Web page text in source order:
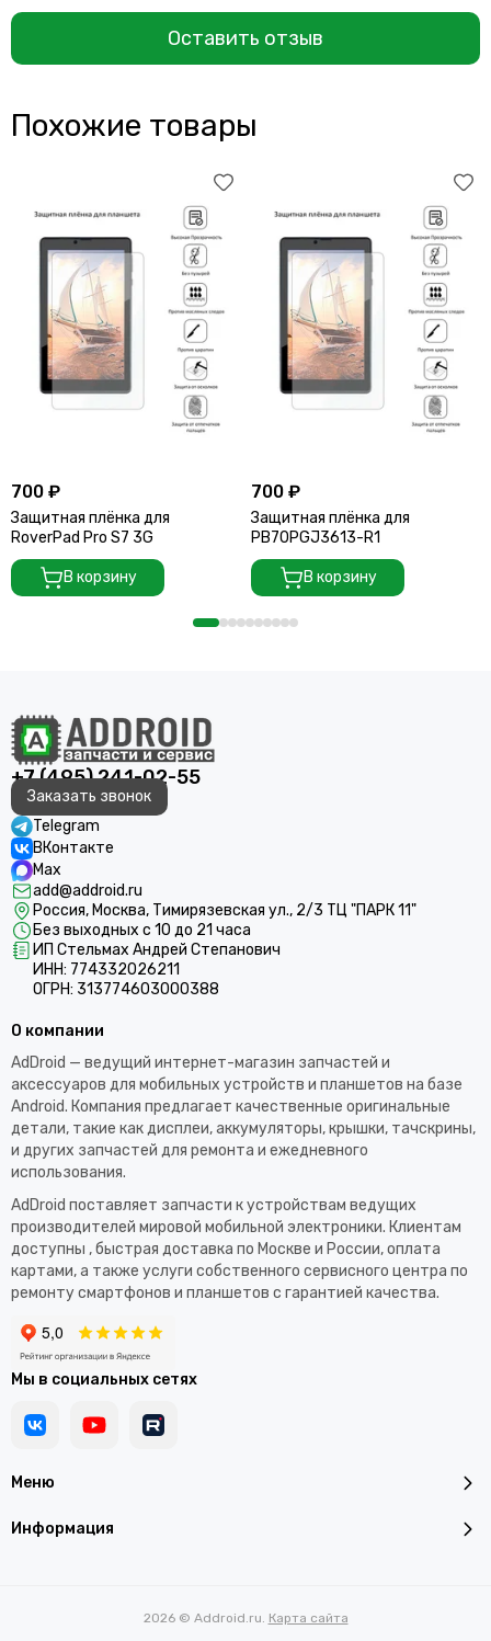
Оставить отзыв
Похожие товары
700 ₽
Защитная плёнка для
RoverPad Pro S7 3G
В корзину
700 ₽
Защитная плёнка для
PB70PGJ3613-R1
В корзину
+7 (495) 241-02-55
Заказать звонок
Telegram
ВКонтакте
Max
add@addroid.ru
Россия, Москва, Тимирязевская ул., 2/3 ТЦ "ПАРК 11"
Без выходных с 10 до 21 часа
ИП Стельмах Андрей Степанович
ИНН: 774332026211
ОГРН: 313774603000388
Меню
Информация
О компании
AdDroid — ведущий интернет-магазин запчастей и
аксессуаров для мобильных устройств и планшетов на базе
Android. Компания предлагает качественные оригинальные
детали, такие как дисплеи, аккумуляторы, крышки, тачскрины,
и других запчастей для ремонта и ежедневного
использования.​
AdDroid поставляет запчасти к устройствам ведущих
производителей мировой мобильной электроники. Клиентам
доступны , быстрая доставка по Москве и России, оплата
картами, а также услуги собственного сервисного центра по
ремонту смартфонов и планшетов с гарантией качества.
Мы в социальных сетях
2026 © Addroid.ru. Карта сайта